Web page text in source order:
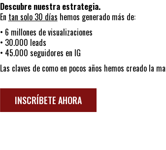
Descubre nuestra estrategia.
En tan solo 30 días hemos generado más de:
• 6 millones de visualizaciones
• 30.000 leads
• 45.000 seguidores en IG
Las claves de como en pocos años hemos creado la
INSCRÍBETE AHORA